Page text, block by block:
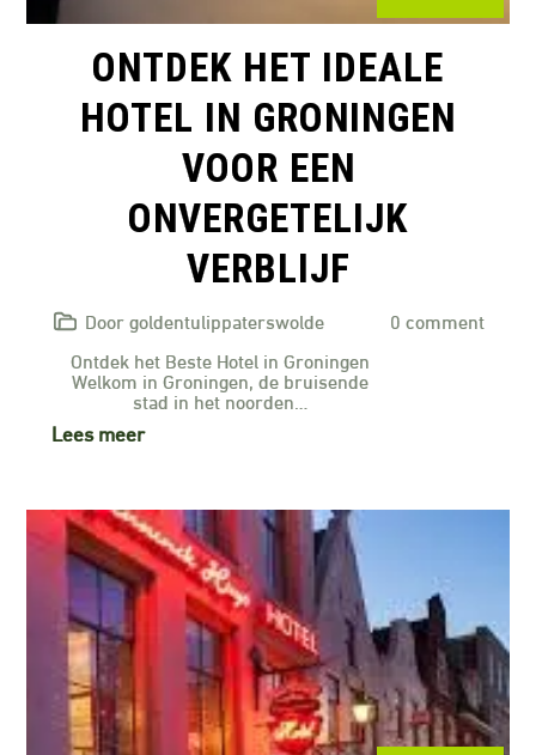
ONTDEK HET IDEALE
HOTEL IN GRONINGEN
VOOR EEN
ONVERGETELIJK
VERBLIJF
Door goldentulippaterswolde
0 comment
Ontdek het Beste Hotel in Groningen
Welkom in Groningen, de bruisende
stad in het noorden…
Lees meer